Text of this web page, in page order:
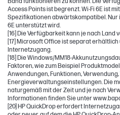
Access Points ist begrenzt. Wi-Fi 6E ist
Spezifikationen abwärtskompatibel. Nur
6E unterstützt wird.
[16] Die Verfügbarkeit kann je nach Land
[17] Microsoft Office ist separat
Internetzugang.
[18] Die Windows/MM18-
Faktoren, wie zum Beispiel
Anwendungen, Funktionen,
Energieverwaltungseinstellungen. Die
naturgemäß mit der Zeit und je nach
Informationen finden Sie unter
[20] HP QuickDrop erfordert